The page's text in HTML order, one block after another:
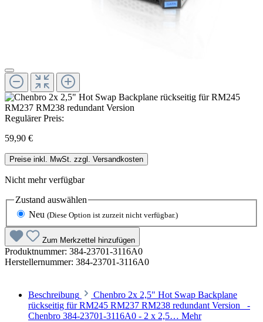
Regulärer Preis:
59,90 €
Preise inkl. MwSt. zzgl. Versandkosten
Nicht mehr verfügbar
Zustand auswählen
Neu (Diese Option ist zurzeit nicht verfügbar.)
Zum Merkzettel hinzufügen
Produktnummer: 384-23701-3116A0
Herstellernummer: 384-23701-3116A0
Beschreibung
Chenbro 2x 2,5" Hot Swap Backplane
rückseitig für RM245 RM237 RM238 redundant Version -
Chenbro 384-23701-3116A0 - 2 x 2,5… Mehr